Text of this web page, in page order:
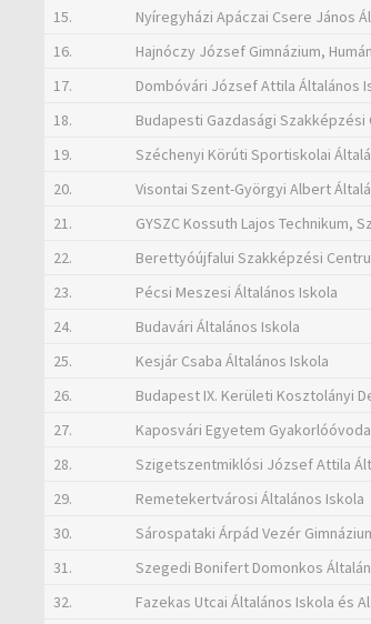
15.
Nyíregyházi Apáczai Csere János
16.
Hajnóczy József Gimnázium,
17.
Dombóvári József Attila Általános
18.
Budapesti Gazdasági Szakképzési
19.
Széchenyi Körúti Sportiskolai
20.
Visontai Szent-Györgyi Albert
21.
GYSZC Kossuth Lajos Technikum,
22.
Berettyóújfalui Szakképzési
23.
Pécsi Meszesi Általános Iskola
24.
Budavári Általános Iskola
25.
Kesjár Csaba Általános Iskola
26.
Budapest IX. Kerületi Kosztolányi
27.
Kaposvári Egyetem Gyakorlóóvoda
28.
Szigetszentmiklósi József Attila
29.
Remetekertvárosi Általános Iskola
30.
Sárospataki Árpád Vezér
31.
Szegedi Bonifert Domonkos
32.
Fazekas Utcai Általános Iskola és